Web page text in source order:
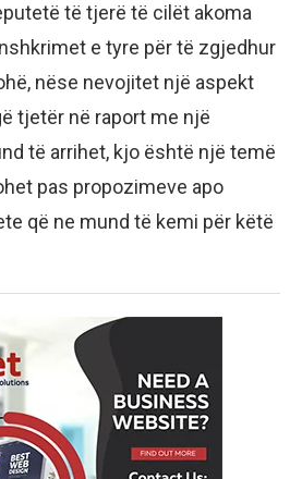
të tjerë të cilët akoma
e tyre për të zgjedhur
nëse nevojitet një aspekt
tjetër në raport me një
të arrihet, kjo është një temë
pas propozimeve apo
që ne mund të kemi për këtë